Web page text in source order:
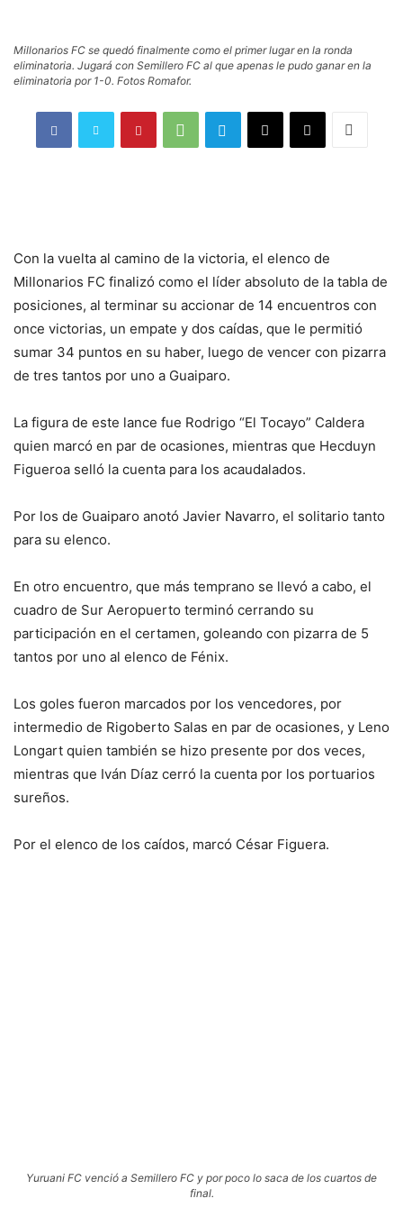
Millonarios FC se quedó finalmente como el primer lugar en la ronda
eliminatoria. Jugará con Semillero FC al que apenas le pudo ganar en la
eliminatoria por 1-0. Fotos Romafor.
Con la vuelta al camino de la victoria, el elenco de
Millonarios FC finalizó como el líder absoluto de la tabla de
posiciones, al terminar su accionar de 14 encuentros con
once victorias, un empate y dos caídas, que le permitió
sumar 34 puntos en su haber, luego de vencer con pizarra
de tres tantos por uno a Guaiparo.
La figura de este lance fue Rodrigo “El Tocayo” Caldera
quien marcó en par de ocasiones, mientras que Hecduyn
Figueroa selló la cuenta para los acaudalados.
Por los de Guaiparo anotó Javier Navarro, el solitario tanto
para su elenco.
En otro encuentro, que más temprano se llevó a cabo, el
cuadro de Sur Aeropuerto terminó cerrando su
participación en el certamen, goleando con pizarra de 5
tantos por uno al elenco de Fénix.
Los goles fueron marcados por los vencedores, por
intermedio de Rigoberto Salas en par de ocasiones, y Leno
Longart quien también se hizo presente por dos veces,
mientras que Iván Díaz cerró la cuenta por los portuarios
sureños.
Por el elenco de los caídos, marcó César Figuera.
Yuruani FC venció a Semillero FC y por poco lo saca de los cuartos de
final.